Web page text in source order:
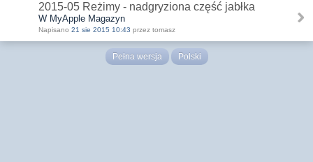
2015-05 Reżimy - nadgryziona część jabłka
W MyApple Magazyn
Napisano 21 sie 2015 10:43 przez tomasz
Pełna wersja Polski